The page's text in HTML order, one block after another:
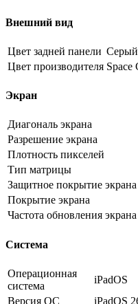
Внешний вид
Цвет задней панели Серый
Цвет производителя Space
Экран
Диагональ экрана
Разрешение экрана
Плотность пикселей
Тип матрицы
Защитное покрытие экрана
Покрытие экрана
Частота обновления экрана
Система
Операционная
система
iPadOS
Версия ОС
iPadOS